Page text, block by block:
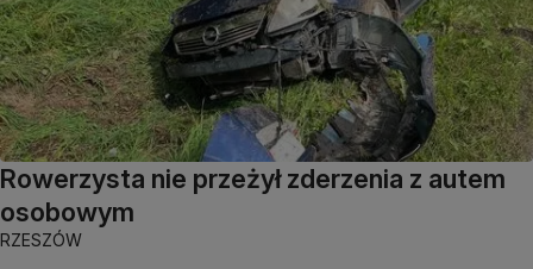
Rowerzysta nie przeżył zderzenia z autem
osobowym
RZESZÓW